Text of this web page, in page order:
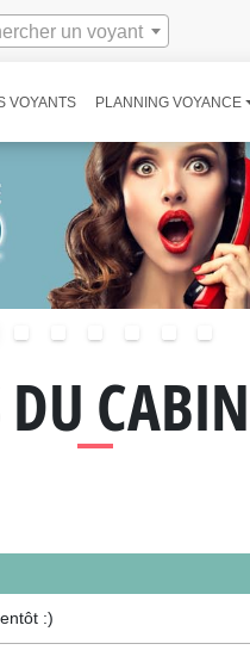
un voyant
VOYANTS PLANNING VOYANCE
:)